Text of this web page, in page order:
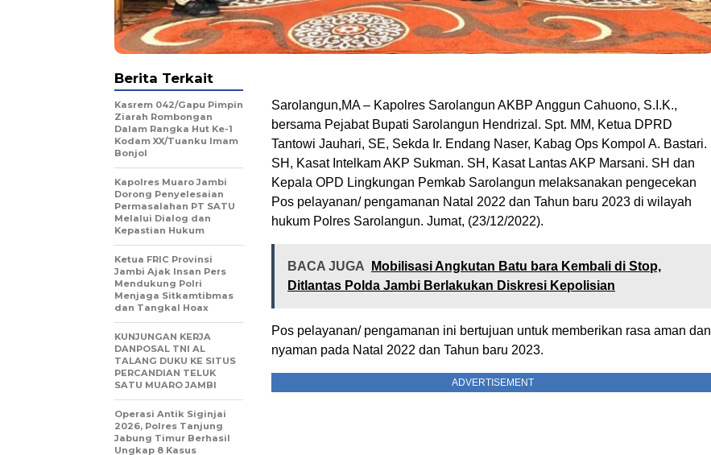
Sarolangun,MA – Kapolres Sarolangun AKBP Anggun Cahuono, S.I.K.,
bersama Pejabat Bupati Sarolangun Hendrizal. Spt. MM, Ketua DPRD
Tantowi Jauhari, SE, Sekda Ir. Endang Naser, Kabag Ops Kompol A. Bastari.
SH, Kasat Intelkam AKP Sukman. SH, Kasat Lantas AKP Marsani. SH dan
Kepala OPD Lingkungan Pemkab Sarolangun melaksanakan pengecekan
Pos pelayanan/ pengamanan Natal 2022 dan Tahun baru 2023 di wilayah
hukum Polres Sarolangun. Jumat, (23/12/2022).
BACA JUGA
Mobilisasi Angkutan Batu bara Kembali di Stop,
Ditlantas Polda Jambi Berlakukan Diskresi Kepolisian
Pos pelayanan/ pengamanan ini bertujuan untuk memberikan rasa aman dan
nyaman pada Natal 2022 dan Tahun baru 2023.
ADVERTISEMENT
Berita Terkait
Kasrem 042/Gapu Pimpin
Ziarah Rombongan
Dalam Rangka Hut Ke-1
Kodam XX/Tuanku Imam
Bonjol
Kapolres Muaro Jambi
Dorong Penyelesaian
Permasalahan PT SATU
Melalui Dialog dan
Kepastian Hukum
Ketua FRIC Provinsi
Jambi Ajak Insan Pers
Mendukung Polri
Menjaga Sitkamtibmas
dan Tangkal Hoax
KUNJUNGAN KERJA
DANPOSAL TNI AL
TALANG DUKU KE SITUS
PERCANDIAN TELUK
SATU MUARO JAMBI
Operasi Antik Siginjai
2026, Polres Tanjung
Jabung Timur Berhasil
Ungkap 8 Kasus